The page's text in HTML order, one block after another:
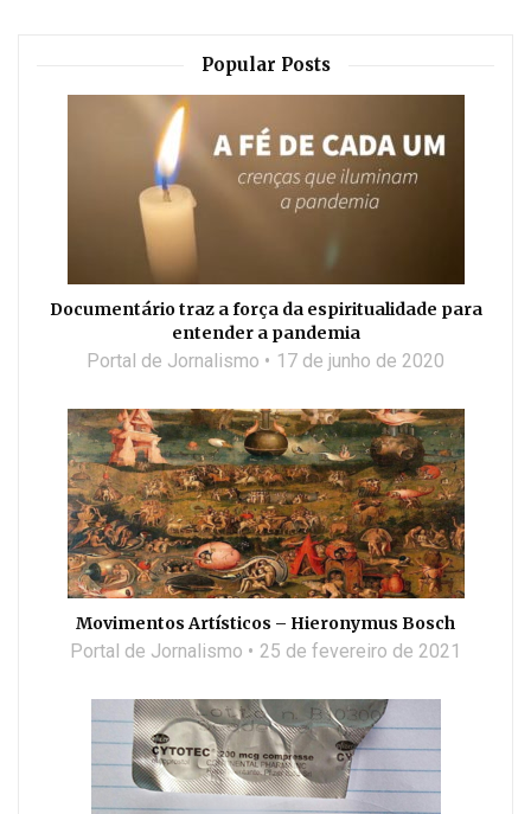
Popular Posts
Documentário traz a força da espiritualidade para
entender a pandemia
Portal de Jornalismo 17 de junho de 2020
Movimentos Artísticos – Hieronymus Bosch
Portal de Jornalismo 25 de fevereiro de 2021